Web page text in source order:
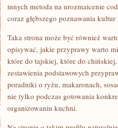
innych metoda na urozmaicenie
coraz głębszego poznawania
Taka strona może być również
opisywać, jakie przyprawy warto
które do tajskiej, które do
zestawienia podstawowych
poradniki o ryżu, makaronach,
nie tylko podczas gotowania
organizowaniu kuchni.